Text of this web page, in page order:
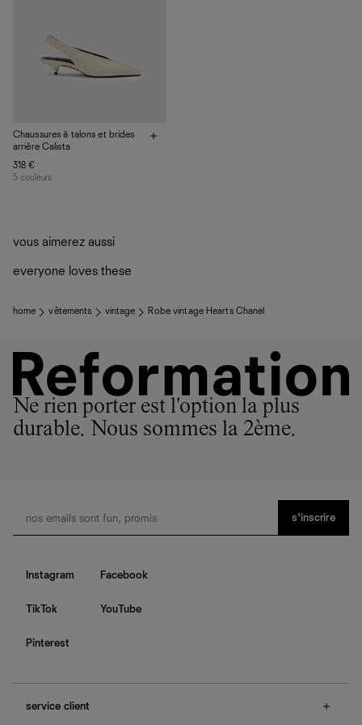
Chaussures à talons et brides
arrière Calista
318 €
5 couleurs
vous aimerez aussi
everyone loves these
home vêtements vintage Robe vintage Hearts Chanel
Ne rien porter est l'option la plus
durable. Nous sommes la 2ème.
s’inscrire
Instagram Facebook
TikTok YouTube
Pinterest
service client